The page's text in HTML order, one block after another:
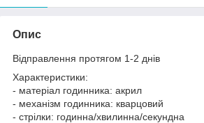
Опис
Відправлення протягом 1-2 днів
Характеристики:
- матеріал годинника: акрил
- механізм годинника: кварцовий
- стрілки: годинна/хвилинна/секундна